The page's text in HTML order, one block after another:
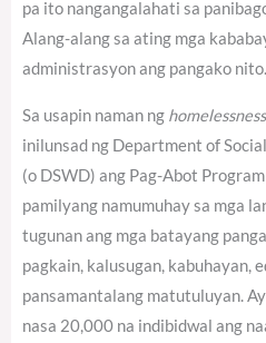
pa ito nangangalahati sa
Alang-alang sa ating mga
administrasyon ang pangako nito.
Sa usapin naman ng homelessness
inilunsad ng Department of
(o DSWD) ang Pag-Abot
pamilyang namumuhay sa mga
tugunan ang mga batayang
pagkain, kalusugan, kabuhayan,
pansamantalang matutuluyan.
nasa 20,000 na indibidwal ang